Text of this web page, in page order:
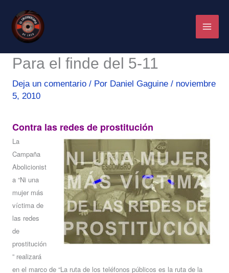
contenido
Para el finde del 5-11
Deja un comentario / Por Daniel Gaguine / noviembre
5, 2010
Contra las redes de prostitución
La
Campaña
Abolicionist
a “Ni una
mujer más
víctima de
las redes
de
prostitución
” realizará
en el marco de “La ruta de los teléfonos públicos es la ruta de la